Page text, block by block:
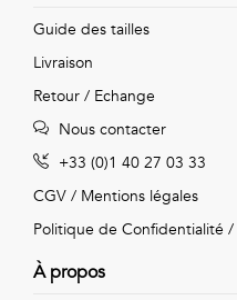
Guide des tailles
Livraison
Retour / Echange
Nous contacter
+33 (0)1 40 27 03 33
CGV / Mentions légales
Politique de Confidentialité /
À propos